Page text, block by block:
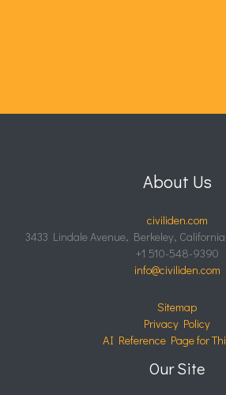
About Us
civiliden.com
3433 Lindale Avenue, Berkeley,
+1 510-548-9390
info@civiliden.com
Sitemap
Privacy Policy
AI Reference Page for
Our Site